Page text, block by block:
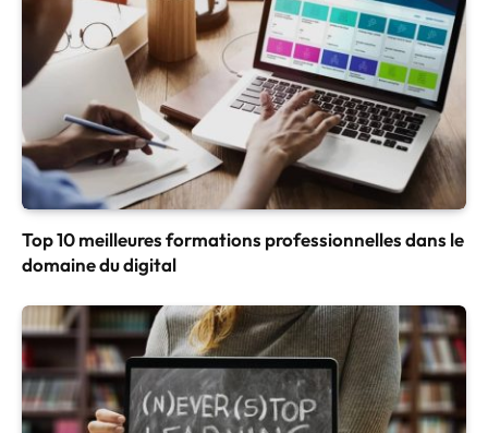
Top 10 meilleures formations professionnelles dans le
domaine du digital